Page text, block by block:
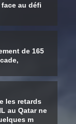
au défi
de 165
les retards
au Qatar ne
m